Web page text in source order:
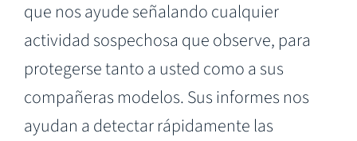
que nos ayude señalando cualquier
actividad sospechosa que observe, para
protegerse tanto a usted como a sus
compañeras modelos. Sus informes nos
ayudan a detectar rápidamente las